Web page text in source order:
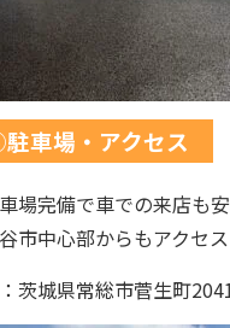
車場・アクセス
場完備で車での来店も
市中心部からもアクセ
：茨城県常総市菅生町